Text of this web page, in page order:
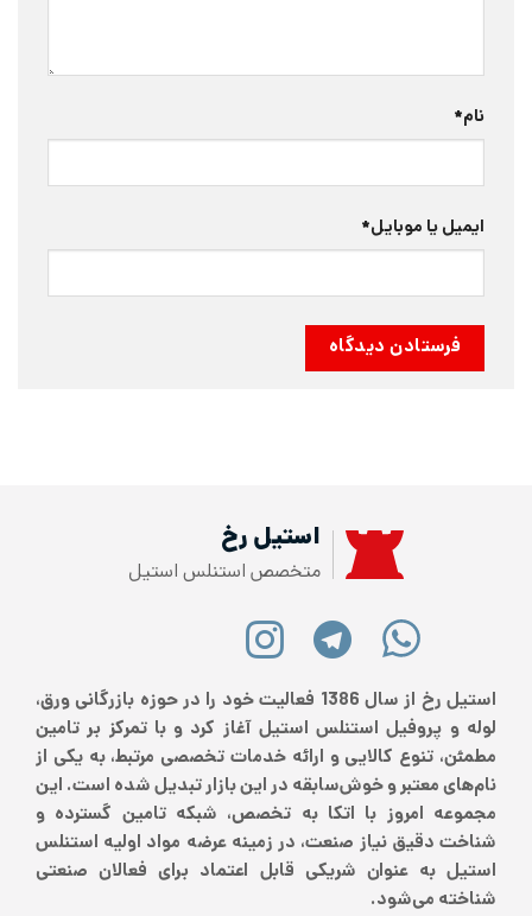
نام*
ایمیل یا موبایل*
استیل رخ
متخصص استنلس استیل
استیل رخ از سال 1386 فعالیت خود را در حوزه بازرگانی ورق،
لوله و پروفیل استنلس استیل آغاز کرد و با تمرکز بر تامین
مطمئن، تنوع کالایی و ارائه خدمات تخصصی مرتبط، به یکی از
نام‌های معتبر و خوش‌سابقه در این بازار تبدیل شده است. این
مجموعه امروز با اتکا به تخصص، شبکه تامین گسترده و
شناخت دقیق نیاز صنعت، در زمینه عرضه مواد اولیه استنلس
استیل به عنوان شریکی قابل اعتماد برای فعالان صنعتی
شناخته می‌شود.